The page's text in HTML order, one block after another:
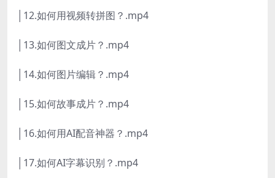
│12.如何用视频转拼图？.mp4
│13.如何图文成片？.mp4
│14.如何图片编辑？.mp4
│15.如何故事成片？.mp4
│16.如何用AI配音神器？.mp4
│17.如何AI字幕识别？.mp4